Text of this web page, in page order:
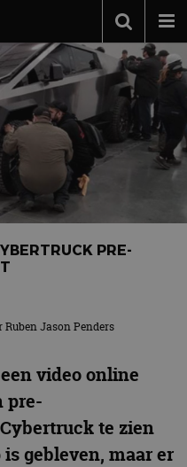
PRE-
Ruben Jason Penders
video online
pre-
te zien
gebleven, maar er